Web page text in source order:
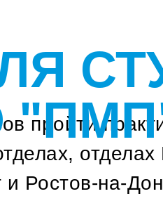
пройти
и Ростов-на-